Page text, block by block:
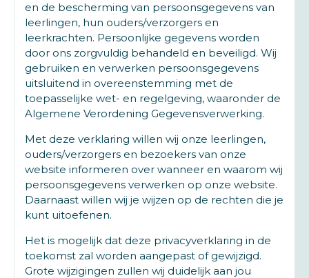
en de bescherming van persoonsgegevens van
leerlingen, hun ouders/verzorgers en
leerkrachten. Persoonlijke gegevens worden
door ons zorgvuldig behandeld en beveiligd. Wij
gebruiken en verwerken persoonsgegevens
uitsluitend in overeenstemming met de
toepasselijke wet- en regelgeving, waaronder de
Algemene Verordening Gegevensverwerking.
Met deze verklaring willen wij onze leerlingen,
ouders/verzorgers en bezoekers van onze
website informeren over wanneer en waarom wij
persoonsgegevens verwerken op onze website.
Daarnaast willen wij je wijzen op de rechten die je
kunt uitoefenen.
Het is mogelijk dat deze privacyverklaring in de
toekomst zal worden aangepast of gewijzigd.
Grote wijzigingen zullen wij duidelijk aan jou